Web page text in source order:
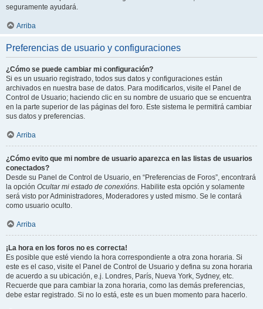
seguramente ayudará.
Arriba
Preferencias de usuario y configuraciones
¿Cómo se puede cambiar mi configuración?
Si es un usuario registrado, todos sus datos y configuraciones están
archivados en nuestra base de datos. Para modificarlos, visite el Panel de
Control de Usuario; haciendo clic en su nombre de usuario que se encuentra
en la parte superior de las páginas del foro. Este sistema le permitirá cambiar
sus datos y preferencias.
Arriba
¿Cómo evito que mi nombre de usuario aparezca en las listas de usuarios
conectados?
Desde su Panel de Control de Usuario, en “Preferencias de Foros”, encontrará
la opción Ocultar mi estado de conexións. Habilite esta opción y solamente
será visto por Administradores, Moderadores y usted mismo. Se le contará
como usuario oculto.
Arriba
¡La hora en los foros no es correcta!
Es posible que esté viendo la hora correspondiente a otra zona horaria. Si
este es el caso, visite el Panel de Control de Usuario y defina su zona horaria
de acuerdo a su ubicación, e.j. Londres, París, Nueva York, Sydney, etc.
Recuerde que para cambiar la zona horaria, como las demás preferencias,
debe estar registrado. Si no lo está, este es un buen momento para hacerlo.